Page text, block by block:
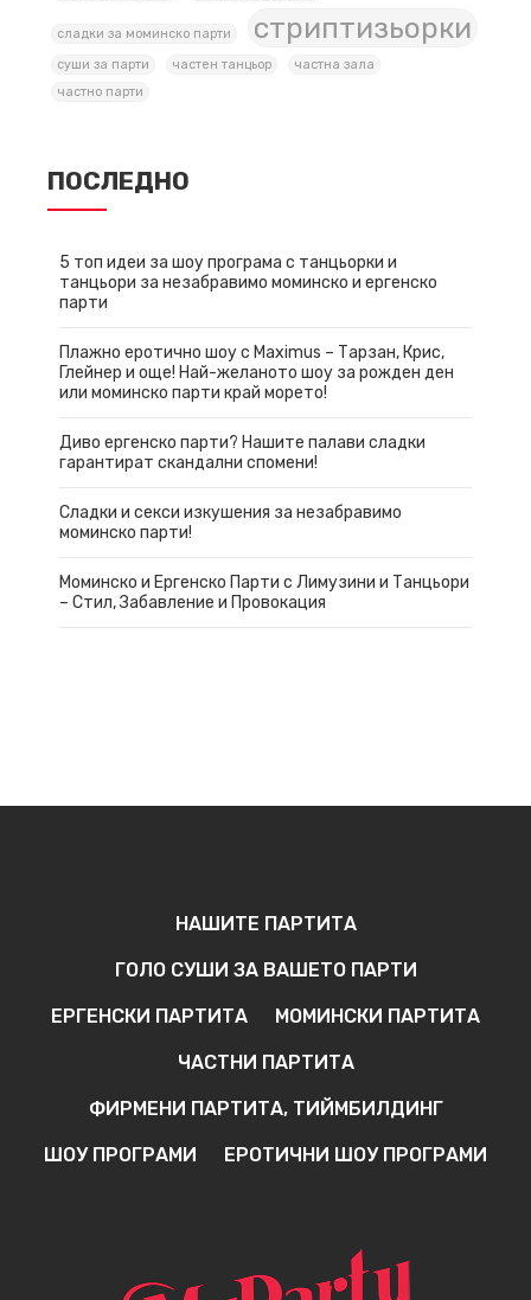
сладки за моминско парти стриптизьорки
суши за парти частен танцьор
частна зала
частно парти
ПОСЛЕДНО
5 топ идеи за шоу програма с танцьорки и
танцьори за незабравимо моминско и ергенско
парти
Плажно еротично шоу с Maximus – Тарзан, Крис,
Глейнер и още! Най-желаното шоу за рожден ден
или моминско парти край морето!
Диво ергенско парти? Нашите палави сладки
гарантират скандални спомени!
Сладки и секси изкушения за незабравимо
моминско парти!
Моминско и Ергенско Парти с Лимузини и Танцьори
– Стил, Забавление и Провокация
НАШИТЕ ПАРТИТА
ГОЛО СУШИ ЗА ВАШЕТО ПАРТИ
ЕРГЕНСКИ ПАРТИТА МОМИНСКИ ПАРТИТА
ЧАСТНИ ПАРТИТА
ФИРМЕНИ ПАРТИТА, ТИЙМБИЛДИНГ
ШОУ ПРОГРАМИ ЕРОТИЧНИ ШОУ ПРОГРАМИ